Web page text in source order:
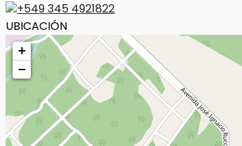
+549 345 4921822
UBICACIÓN
+
−